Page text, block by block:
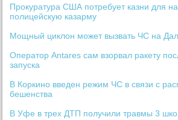
Прокуратура США потребует казни для
полицейскую казарму
Мощный циклон может вызвать ЧС на
Оператор Antares сам взорвал ракету
запуска
В Коркино введен режим ЧС в связи с
бешенства
В Уфе в трех ДТП получили травмы 3